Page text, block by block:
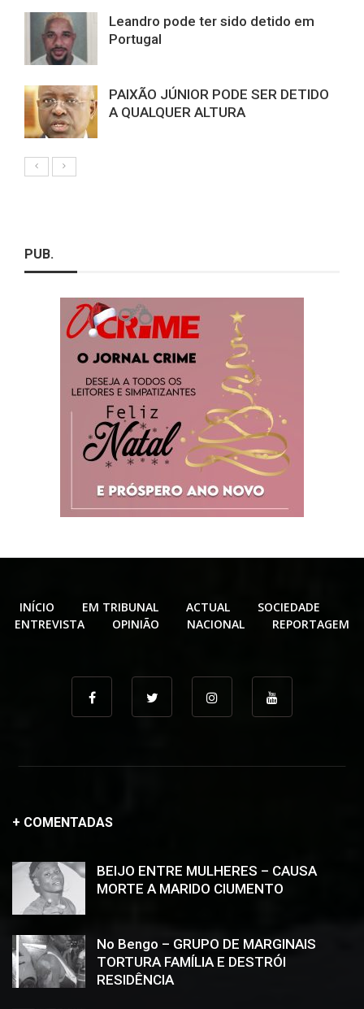
Leandro pode ter sido detido em
Portugal
PAIXÃO JÚNIOR PODE SER DETIDO
A QUALQUER ALTURA
PUB.
INÍCIO EM TRIBUNAL ACTUAL
SOCIEDADE
ENTREVISTA
OPINIÃO NACIONAL REPORTAGEM
+ COMENTADAS
BEIJO ENTRE MULHERES – CAUSA
MORTE A MARIDO CIUMENTO
No Bengo – GRUPO DE MARGINAIS
TORTURA FAMÍLIA E DESTRÓI
RESIDÊNCIA